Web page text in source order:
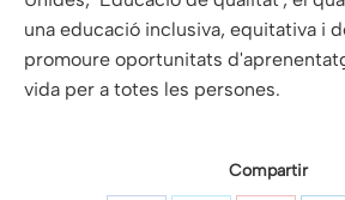
una educació inclusiva, equitativa i
promoure oportunitats
vida per a totes les persones.
Compartir